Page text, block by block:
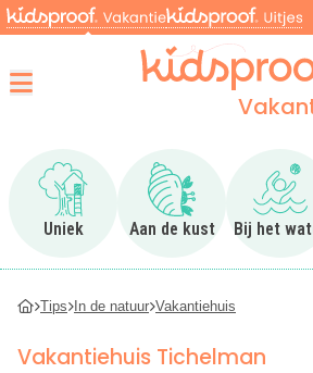
Uniek
Ga naar Uniek
Aan de kust
Ga naar Aan de
Bij het
Ga
Tips In de natuur Vakantiehuis
Vakantiehuis Tichelman